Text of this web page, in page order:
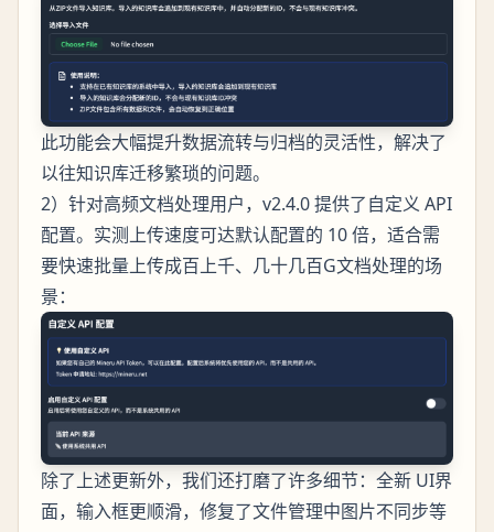
此功能会大幅提升数据流转与归档的灵活性，解决了
以往知识库迁移繁琐的问题。
2）针对高频文档处理用户，v2.4.0 提供了自定义 API
配置。实测上传速度可达默认配置的 10 倍，适合需
要快速批量上传成百上千、几十几百G文档处理的场
景：
除了上述更新外，我们还打磨了许多细节：全新 UI界
面，输入框更顺滑，修复了文件管理中图片不同步等